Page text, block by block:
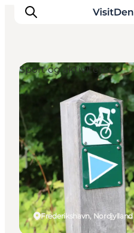
Inspiration
Destinationer
Oplevelser
Overnatning
Planlæg ferien
Frederikshavn, Nordjylland
Sport og aktiviteter